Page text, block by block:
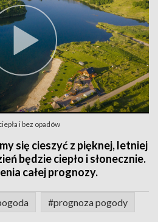
i bez opadów
się cieszyć z pięknej, letniej
będzie ciepło i słonecznie.
całej prognozy.
#prognoza pogody